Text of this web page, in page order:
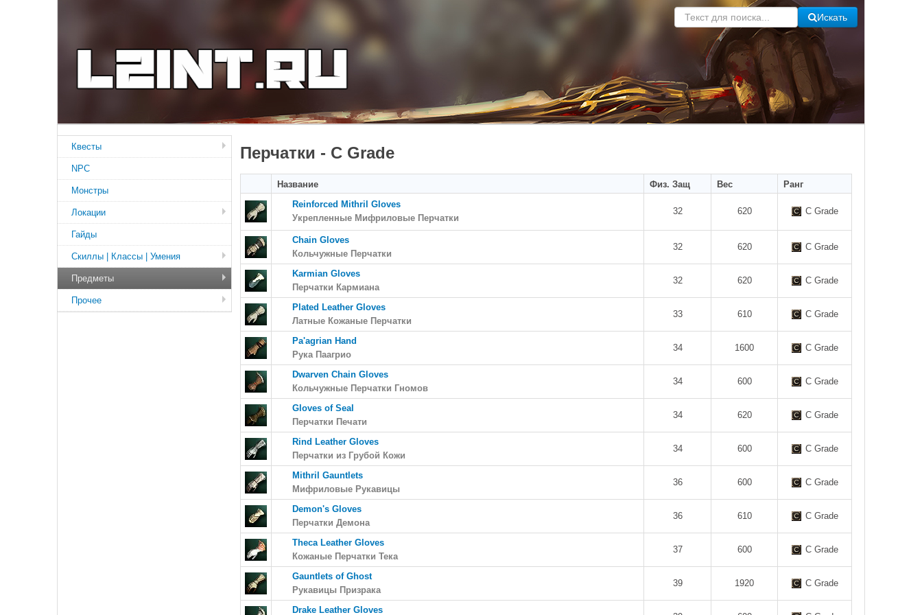
Искать
Перчатки - C Grade
Название Физ. Защ Вес
Ранг
Reinforced Mithril Gloves
Укрепленные Мифриловые Перчатки
32 620 C Grade
Chain Gloves
Кольчужные Перчатки
32 620 C Grade
Karmian Gloves
Перчатки Кармиана
32 620 C Grade
Plated Leather Gloves
Латные Кожаные Перчатки
33 610 C Grade
Pa'agrian Hand
Рука Паагрио
34 1600 C Grade
Dwarven Chain Gloves
Кольчужные Перчатки Гномов
34 600 C Grade
Gloves of Seal
Перчатки Печати
34 620 C Grade
Rind Leather Gloves
Перчатки из Грубой Кожи
34 600 C Grade
Mithril Gauntlets
Мифриловые Рукавицы
36 600 C Grade
Demon's Gloves
Перчатки Демона
36 610 C Grade
Theca Leather Gloves
Кожаные Перчатки Тека
37 600 C Grade
Gauntlets of Ghost
Рукавицы Призрака
39 1920 C Grade
Drake Leather Gloves
Квесты
NPC
Монстры
Локации
Гайды
Скиллы | Классы | Умения
Предметы
Прочее